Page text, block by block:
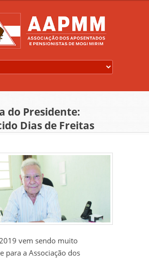
do Presidente:
Dias de Freitas
vem sendo muito
para a Associação dos